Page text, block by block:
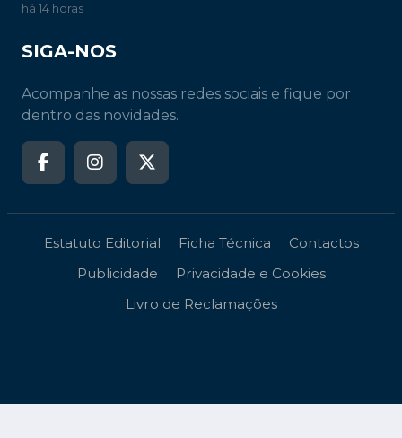
há 14 horas
SIGA-NOS
Acompanhe as nossas redes sociais e fique por
dentro das novidades.
Estatuto Editorial Ficha Técnica
Contactos
Publicidade
Privacidade e Cookies
Livro de Reclamações